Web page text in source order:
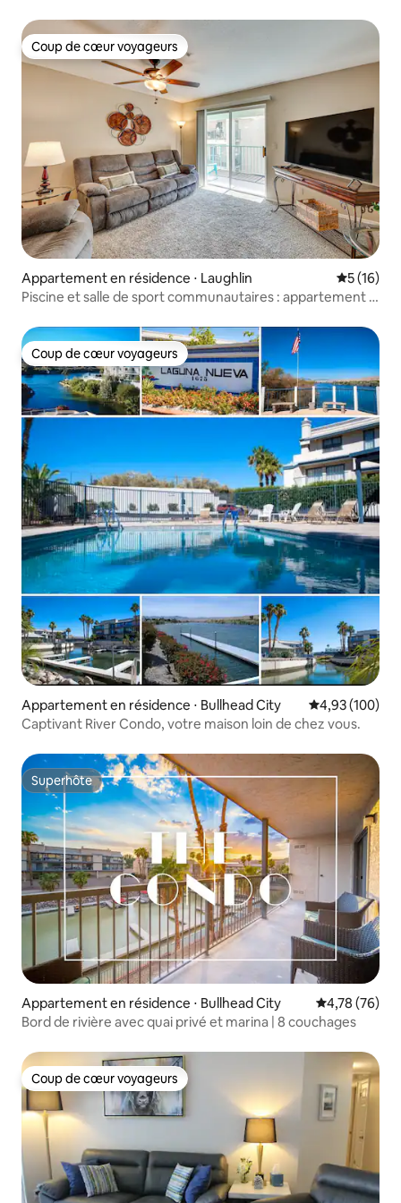
Coup de cœur voyageurs
Coup de cœur voyageurs
Appartement en résidence ⋅ Laughlin
5 (16)
Piscine et salle de sport communautaires : appartement 5
Coup de cœur voyageurs
Coup de cœur voyageurs
Appartement en résidence ⋅ Bullhead City Évaluation
4,93 (100)
Captivant River Condo, votre maison loin de chez vous.
Superhôte
Superhôte
Appartement en résidence ⋅ Bullhead City Évaluation
4,78 (76)
Bord de rivière avec quai privé et marina | 8 couchages
Coup de cœur voyageurs
Coup de cœur voyageurs